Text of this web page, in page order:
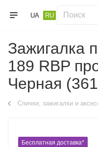
UA RU
Зажигалка
189 RBP
Черная
Спички, зажигалки и
Бесплатная доставка*